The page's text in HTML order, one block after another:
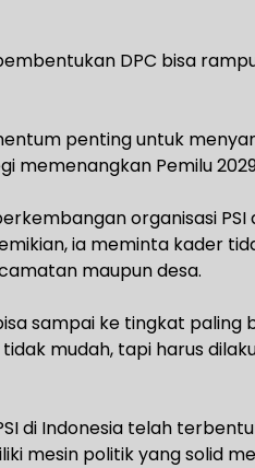
DPC bisa
penting untuk
memenangkan Pemilu
organisasi PSI
ia meminta kader
maupun desa.
sampai ke tingkat paling
mudah, tapi harus
di Indonesia telah
mesin politik yang solid